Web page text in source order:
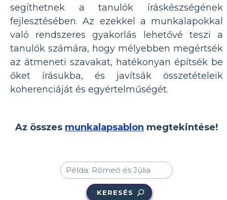
segíthetnek a tanulók íráskészségének
fejlesztésében. Az ezekkel a munkalapokkal
való rendszeres gyakorlás lehetővé teszi a
tanulók számára, hogy mélyebben megértsék
az átmeneti szavakat, hatékonyan építsék be
őket írásukba, és javítsák összetételeik
koherenciáját és egyértelműségét.
Az összes munkalapsablon megtekintése!
KERESÉS